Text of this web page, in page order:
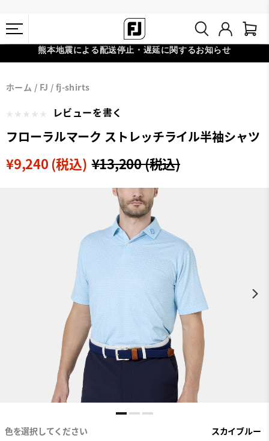
熊本地震による配送停止・遅延に関するお知らせ
ホーム FJ fj-shirts
レビューを書く
フローラルマーク ストレッチライル半袖シャツ
¥13,200 (税込)
¥9,240 (税込)
色を選択してください スカイブルー